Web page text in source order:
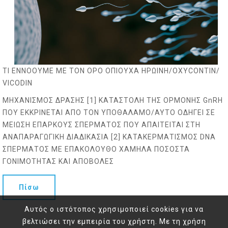
ΤΙ ΕΝΝΟΟΥΜΕ ΜΕ ΤΟΝ ΟΡΟ ΟΠΙΟΥΧΑ ΗΡΩΙΝΗ/OXYCONTIN/
VICODIN
ΜΗΧΑΝΙΣΜΟΣ ΔΡΑΣΗΣ [1] ΚΑΤΑΣΤΟΛΗ ΤΗΣ ΟΡΜΟΝΗΣ GnRH
ΠΟΥ ΕΚΚΡΙΝΕΤΑΙ ΑΠΟ ΤΟΝ ΥΠΟΘΑΛΑΜΟ/ΑΥΤΟ ΟΔΗΓΕΙ ΣΕ
ΜΕΙΩΣΗ ΕΠΑΡΚΟΥΣ ΣΠΕΡΜΑΤΟΣ ΠΟΥ ΑΠΑΙΤΕΙΤΑΙ ΣΤΗ
ΑΝΑΠΑΡΑΓΩΓΙΚΗ ΔΙΑΔΙΚΑΣΙΑ [2] ΚΑΤΑΚΕΡΜΑΤΙΣΜΟΣ DNA
ΣΠΕΡΜΑΤΟΣ ΜΕ ΕΠΑΚΟΛΟΥΘΟ ΧΑΜΗΛΑ ΠΟΣΟΣΤΑ
ΓΟΝΙΜΟΤΗΤΑΣ ΚΑΙ ΑΠΟΒΟΛΕΣ
Πίσω
Αυτός ο ιστότοπος χρησιμοποιεί cookies για να
βελτιώσει την εμπειρία του χρήστη. Με τη χρήση